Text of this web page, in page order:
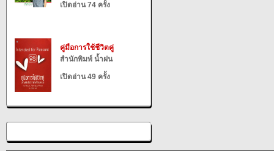
เปิดอ่าน 74 ครั้ง
คู่มือการใช้ชีวิตคู่
สำนักพิมพ์ น้ำฝน
เปิดอ่าน 49 ครั้ง